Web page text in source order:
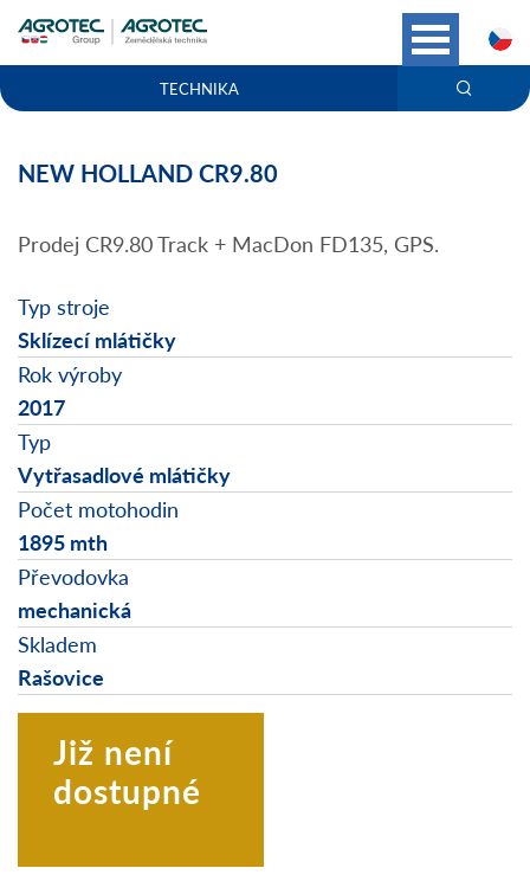
TECHNIKA
NEW HOLLAND CR9.80
Prodej CR9.80 Track + MacDon FD135, GPS.
Typ stroje
Sklízecí mlátičky
Rok výroby
2017
Typ
Vytřasadlové mlátičky
Počet motohodin
1895 mth
Převodovka
mechanická
Skladem
Rašovice
Již není
dostupné